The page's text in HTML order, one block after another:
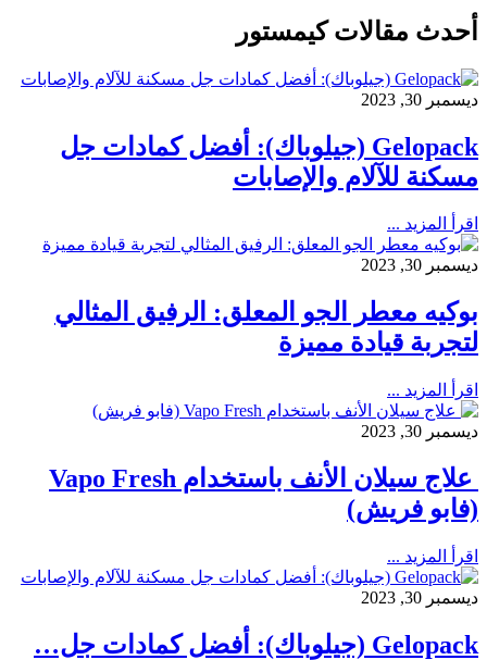
أحدث مقالات كيمستور
ديسمبر 30, 2023
Gelopack (جيلوباك): أفضل كمادات جل
مسكنة للآلام والإصابات
اقرأ المزيد ...
ديسمبر 30, 2023
بوكيه معطر الجو المعلق: الرفيق المثالي
لتجربة قيادة مميزة
اقرأ المزيد ...
ديسمبر 30, 2023
علاج سيلان الأنف باستخدام Vapo Fresh
(فابو فريش)
اقرأ المزيد ...
ديسمبر 30, 2023
Gelopack (جيلوباك): أفضل كمادات جل…